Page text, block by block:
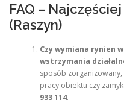
FAQ –
(Raszyn)
Czy wymiana rynien
wstrzymania
sposób zorganizowany,
pracy obiektu czy
933 114.